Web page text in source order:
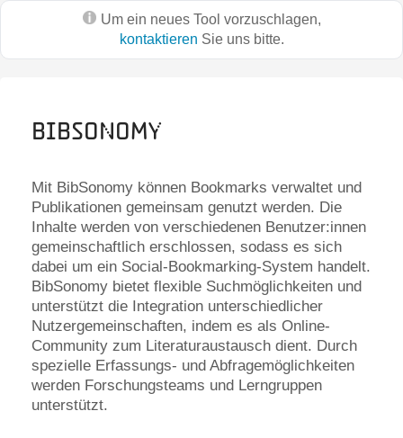
Um ein neues Tool vorzuschlagen,
kontaktieren Sie uns bitte.
BibSonomy
Mit BibSonomy können Bookmarks verwaltet und
Publikationen gemeinsam genutzt werden. Die
Inhalte werden von verschiedenen Benutzer:innen
gemeinschaftlich erschlossen, sodass es sich
dabei um ein Social-Bookmarking-System handelt.
BibSonomy bietet flexible Suchmöglichkeiten und
unterstützt die Integration unterschiedlicher
Nutzergemeinschaften, indem es als Online-
Community zum Literaturaustausch dient. Durch
spezielle Erfassungs- und Abfragemöglichkeiten
werden Forschungsteams und Lerngruppen
unterstützt.